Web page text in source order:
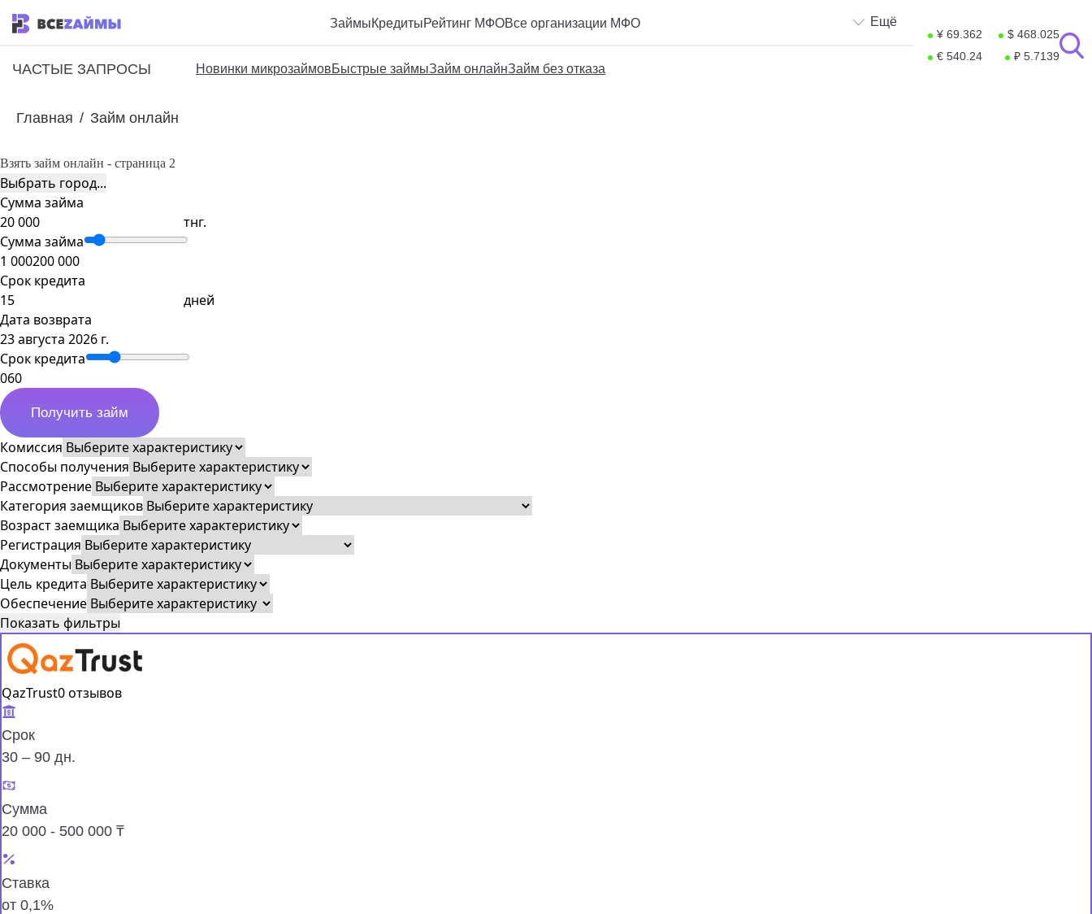
ЗаймыКредитыРейтинг МФОВсе организации МФО Ещё
ЧАСТЫЕ ЗАПРОСЫ Новинки микрозаймовБыстрые займыЗайм онлайнЗайм без отказа
¥ 69.362
$ 468.025
€ 540.24
₽ 5.7139
Главная / Займ онлайн
Взять займ онлайн - страница 2
Выбрать город...
Сумма займа
тнг.
Сумма займа
1 000200 000
Срок кредита
дней
Дата возврата
23 августа 2026 г.
Срок кредита
060
Получить займ
Комиссия
Способы получения
Рассмотрение
Категория заемщиков
Возраст заемщика
Регистрация
Документы
Цель кредита
Обеспечение
Показать фильтры
QazTrust0 отзывов
Срок
30 – 90 дн.
Сумма
20 000 - 500 000 ₸
Ставка
от 0,1%